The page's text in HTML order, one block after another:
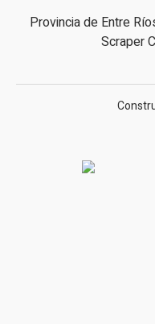
Provincia de Entre
Scraper